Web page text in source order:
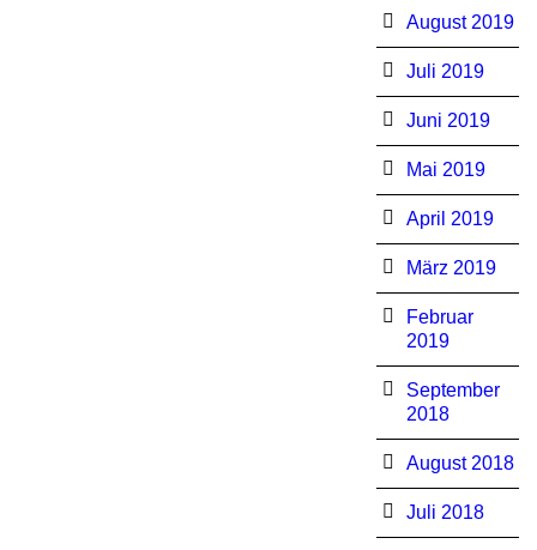
August 2019
Juli 2019
Juni 2019
Mai 2019
April 2019
März 2019
Februar
2019
September
2018
August 2018
Juli 2018